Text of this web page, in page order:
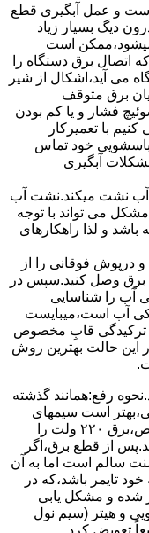
اﺳﺖ و ﻋﻤﻞ آﺑﮕﯿﺮی ﻗﻄﻊ
دﯾﮓ ﺑﺴﯿﺎر زﯾﺎد
است
برق دستگاه را
می آید،اشکال از شیر
برق متوقف
فشار و یا کم بودن
با تعمیرکار
خود تماس
آبگیری
آب ﻧﺸﺖ میکند.نشت آب
می تواند با توجه
و لذا راهکارهای
درپوش ﻓﻮﻗﺎﻧﯽ را از
ﺑﺮق وصل ﮐﻨﯿﺪ.سپس در
آب را ﺷﻨﺎﺳﺎﯾﯽ
آب اﺳﺖ،میبایست
ﺗﺮﮐﯿﺪﮔﯽ قابِ ﻣﺨﺼﻮص
این حالت بهترین روش
رﻓﻊ:ﻫﻤﺎﻧﻨﺪ ﮔﺬﺷﺘﻪ
است سیمهای
راﺑﻂ ﻫﯿﺘﺮ را ﺟﺪا ﻧﻤﻮده و ﺑﺎ ﯾﮏ ﺳﯿﻢ ﻣﺨﺼﻮص،برق ۲۲۰ ولت را
نمایید.ﭘﺲ از ﻗﻄﻊ ﺑﺮق،اﮔﺮ
ﺳﺎﻟﻢ است اما ﺑﻪ آن
ﺗﺎﯾﻤﺮ باشد،ﮐﻪ در
شده و مشکل یابی
و ﻫﯿﺘﺮ (سیم ﻧﻮل